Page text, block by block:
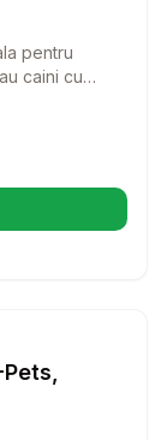
pentru
caini cu
iar tu
într-o filă nouă)